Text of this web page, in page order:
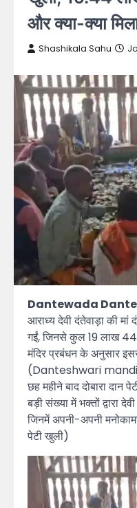
और क्या-क्या
Shashikala Sahu
Dantewada
आराध्य देवी दंतेवाड़ा की मां
गईं, जिनसे कुल 19 लाख 44
मंदिर प्रबंधन के अनुसार
(Danteshwari
छह महीने बाद दोबारा दान
बड़ी संख्या में भक्तों द्वारा
जिनमें अपनी-अपनी
पेटी खुली)